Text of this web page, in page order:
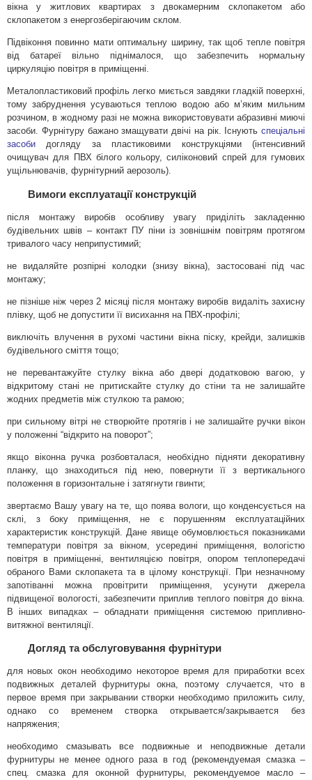
вікна у житлових квартирах з двокамерним склопакетом або
склопакетом з енергозберігаючим склом.
Підвіконня повинно мати оптимальну ширину, так щоб тепле повітря
від батареї вільно піднімалося, що забезпечить нормальну
циркуляцію повітря в приміщенні.
Металопластиковий профіль легко миється завдяки гладкій поверхні,
тому забруднення усуваються теплою водою або м’яким мильним
розчином, в жодному разі не можна використовувати абразивні миючі
засоби. Фурнітуру бажано змащувати двічі на рік. Існують спеціальні
засоби догляду за пластиковими конструкціями (інтенсивний
очищувач для ПВХ білого кольору, силіконовий спрей для гумових
ущільнювачів, фурнітурний аерозоль).
Вимоги експлуатації конструкцій
після монтажу виробів особливу увагу приділіть закладенню
будівельних швів – контакт ПУ піни із зовнішнім повітрям протягом
тривалого часу неприпустимий;
не видаляйте розпірні колодки (знизу вікна), застосовані під час
монтажу;
не пізніше ніж через 2 місяці після монтажу виробів видаліть захисну
плівку, щоб не допустити її висихання на ПВХ-профілі;
виключіть влучення в рухомі частини вікна піску, крейди, залишків
будівельного сміття тощо;
не перевантажуйте стулку вікна або двері додатковою вагою, у
відкритому стані не притискайте стулку до стіни та не залишайте
жодних предметів між стулкою та рамою;
при сильному вітрі не створюйте протягів і не залишайте ручки вікон
у положенні “відкрито на поворот”;
якщо віконна ручка розбовталася, необхідно підняти декоративну
планку, що знаходиться під нею, повернути її з вертикального
положення в горизонтальне і затягнути гвинти;
звертаємо Вашу увагу на те, що поява вологи, що конденсується на
склі, з боку приміщення, не є порушенням експлуатаційних
характеристик конструкцій. Дане явище обумовлюється показниками
температури повітря за вікном, усередині приміщення, вологістю
повітря в приміщенні, вентиляцією повітря, опором теплопередачі
обраного Вами склопакета та в цілому конструкції.
При незначному
запотіванні можна провітрити приміщення, усунути джерела
підвищеної вологості, забезпечити приплив теплого повітря до вікна.
В інших випадках – обладнати приміщення системою припливно-
витяжної вентиляції.
Догляд та обслуговування фурнітури
для новых окон необходимо некоторое время для приработки всех
подвижных деталей фурнитуры окна, поэтому случается, что в
первое время при закрывании створки необходимо приложить силу,
однако со временем створка открывается/закрывается без
напряжения;
необходимо смазывать все подвижные и неподвижные детали
фурнитуры не менее одного раза в год (рекомендуемая смазка –
спец. смазка для оконной фурнитуры, рекомендуемое масло –